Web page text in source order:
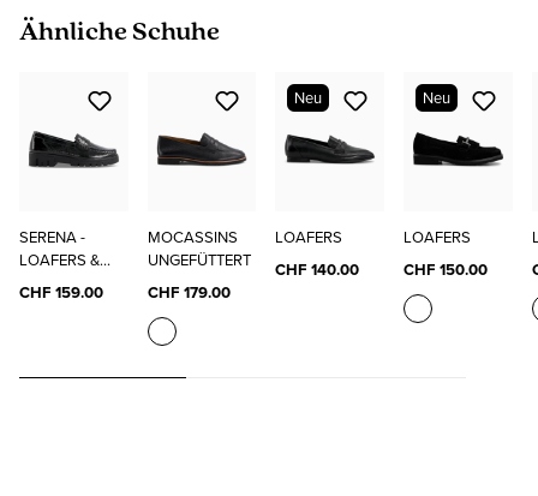
Produktgalerie überspringen
Ähnliche Schuhe
SERENA -
LOAFERS &
MOKASSINS
CHF 159.00
MOCASSINS
UNGEFÜTTERT
CHF 179.00
Neu
LOAFERS
CHF 140.00
Neu
LOAFERS
CHF 150.00